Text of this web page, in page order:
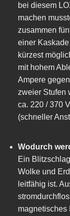
bei diesem
machen
zusammen
einer
kürzest
mit hohem
Ampere
zweier Stufen
ca. 220 / 370
(schneller
Wodurch
Ein
Wolke und
leitfähig ist.
magnetisches